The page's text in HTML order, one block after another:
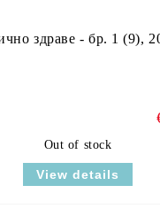
здраве - бр. 1 (9),
Out of stock
View details